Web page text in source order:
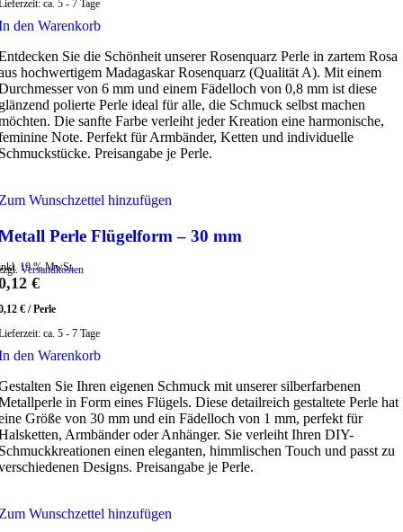
ca. 5 - 7 Tage
den Warenkorb
Sie die Schönheit unserer Rosenquarz Perle in zartem Rosa
hochwertigem Madagaskar Rosenquarz (Qualität A). Mit einem
von 6 mm und einem Fädelloch von 0,8 mm ist diese
polierte Perle ideal für alle, die Schmuck selbst machen
Die sanfte Farbe verleiht jeder Kreation eine harmonische,
Note. Perfekt für Armbänder, Ketten und individuelle
Preisangabe je Perle.
Wunschzettel hinzufügen
Perle Flügelform – 30 mm
19 % MwSt.
Versandkosten
€
€ /Perle
ca. 5 - 7 Tage
den Warenkorb
Sie Ihren eigenen Schmuck mit unserer silberfarbenen
in Form eines Flügels. Diese detailreich gestaltete Perle hat
Größe von 30 mm und ein Fädelloch von 1 mm, perfekt für
Armbänder oder Anhänger. Sie verleiht Ihren DIY-
einen eleganten, himmlischen Touch und passt zu
Designs. Preisangabe je Perle.
Wunschzettel hinzufügen